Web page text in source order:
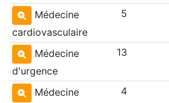
Médecine
cardiovasculaire
5
Médecine
d'urgence
13
Médecine
4